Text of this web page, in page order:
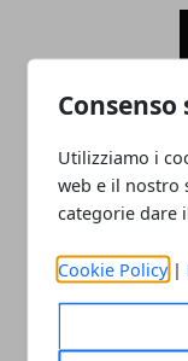
Consenso
Utilizziamo i
web e il nostro
categorie dare
Cookie Policy |
Xbox Series
volgendo al
09/10/2022